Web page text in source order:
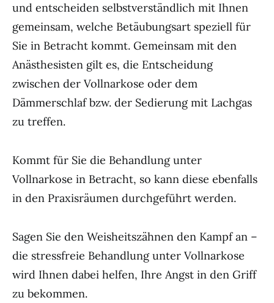
und entscheiden selbstverständlich mit Ihnen
gemeinsam, welche Betäubungsart speziell für
Sie in Betracht kommt. Gemeinsam mit den
Anästhesisten gilt es, die Entscheidung
zwischen der Vollnarkose oder dem
Dämmerschlaf bzw. der Sedierung mit Lachgas
zu treffen.
Kommt für Sie die Behandlung unter
Vollnarkose in Betracht, so kann diese ebenfalls
in den Praxisräumen durchgeführt werden.
Sagen Sie den Weisheitszähnen den Kampf an –
die stressfreie Behandlung unter Vollnarkose
wird Ihnen dabei helfen, Ihre Angst in den Griff
zu bekommen.